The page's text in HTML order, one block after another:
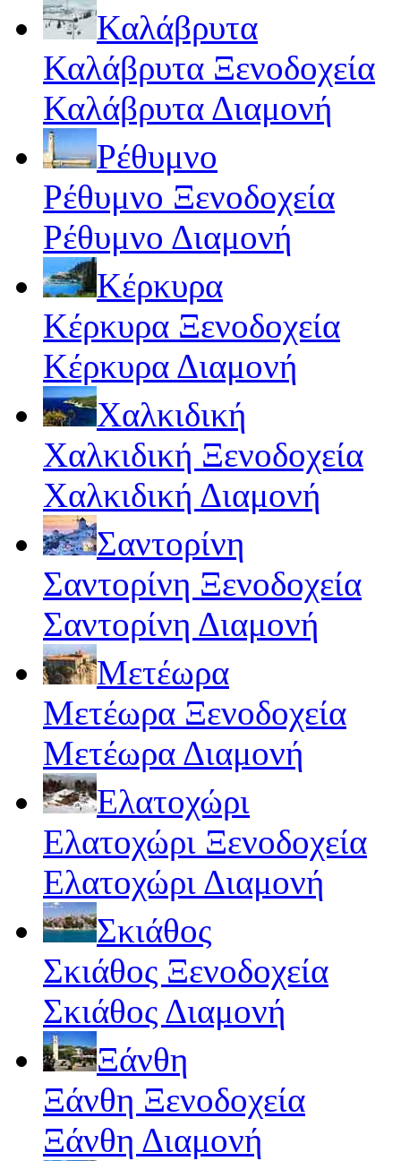
Καλάβρυτα
Καλάβρυτα Ξενοδοχεία
Καλάβρυτα Διαμονή
Ρέθυμνο
Ρέθυμνο Ξενοδοχεία
Ρέθυμνο Διαμονή
Κέρκυρα
Κέρκυρα Ξενοδοχεία
Κέρκυρα Διαμονή
Χαλκιδική
Χαλκιδική Ξενοδοχεία
Χαλκιδική Διαμονή
Σαντορίνη
Σαντορίνη Ξενοδοχεία
Σαντορίνη Διαμονή
Μετέωρα
Μετέωρα Ξενοδοχεία
Μετέωρα Διαμονή
Ελατοχώρι
Ελατοχώρι Ξενοδοχεία
Ελατοχώρι Διαμονή
Σκιάθος
Σκιάθος Ξενοδοχεία
Σκιάθος Διαμονή
Ξάνθη
Ξάνθη Ξενοδοχεία
Ξάνθη Διαμονή